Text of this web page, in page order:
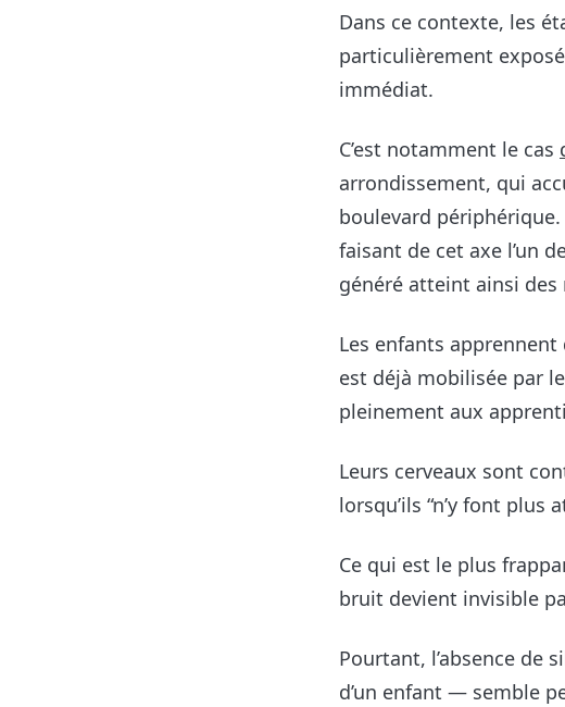
Dans ce contexte, les
particulièrement
immédiat.
C’est notamment le cas
arrondissement, qui
boulevard
faisant de cet axe l’un
généré atteint ainsi des
Les enfants
est déjà mobilisée par
pleinement aux
Leurs cerveaux sont
lorsqu’ils “n’y font plus
Ce qui est le plus
bruit devient invisible
Pourtant, l’absence de
d’un enfant — semble